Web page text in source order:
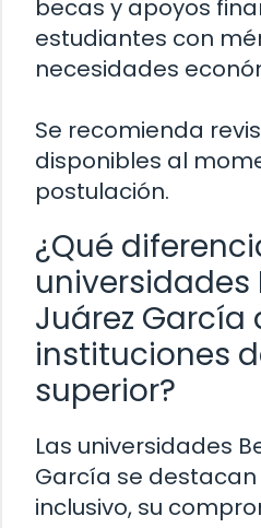
becas y apoyos
estudiantes con
necesidades
Se recomienda
disponibles al
postulación.
¿Qué
universidades
Juárez García
instituciones
superior?
Las universidades
García se
inclusivo, su